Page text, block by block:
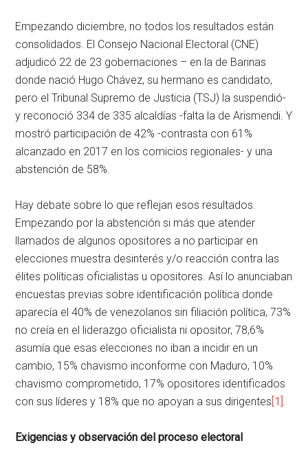
Empezando diciembre, no todos los resultados están
consolidados. El Consejo Nacional Electoral (CNE)
adjudicó 22 de 23 gobernaciones – en la de Barinas
donde nació Hugo Chávez, su hermano es candidato,
pero el Tribunal Supremo de Justicia (TSJ) la suspendió-
y reconoció 334 de 335 alcaldías -falta la de Arismendi. Y
mostró participación de 42% -contrasta con 61%
alcanzado en 2017 en los comicios regionales- y una
abstención de 58%.
Hay debate sobre lo que reflejan esos resultados.
Empezando por la abstención si más que atender
llamados de algunos opositores a no participar en
elecciones muestra desinterés y/o reacción contra las
élites políticas oficialistas u opositores. Así lo anunciaban
encuestas previas sobre identificación política donde
aparecía el 40% de venezolanos sin filiación política, 73%
no creía en el liderazgo oficialista ni opositor, 78,6%
asumía que esas elecciones no iban a incidir en un
cambio, 15% chavismo inconforme con Maduro, 10%
chavismo comprometido, 17% opositores identificados
con sus líderes y 18% que no apoyan a sus dirigentes [1] .
Exigencias y observación del proceso electoral